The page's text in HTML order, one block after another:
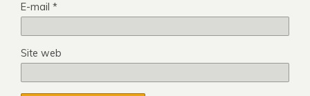
E-mail *
Site web